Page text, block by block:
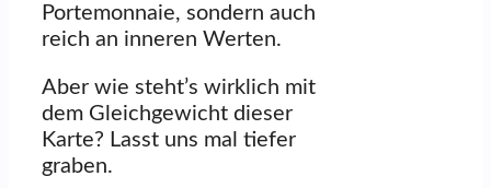
Portemonnaie, sondern auch
reich an inneren Werten.
Aber wie steht’s wirklich mit
dem Gleichgewicht dieser
Karte? Lasst uns mal tiefer
graben.